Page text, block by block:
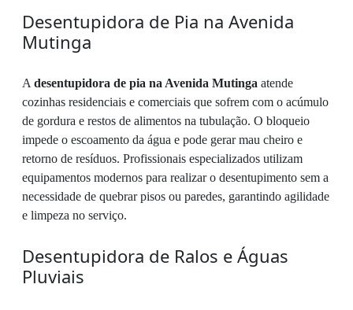
Desentupidora de Pia na Avenida
Mutinga
A desentupidora de pia na Avenida Mutinga atende
cozinhas residenciais e comerciais que sofrem com o acúmulo
de gordura e restos de alimentos na tubulação. O bloqueio
impede o escoamento da água e pode gerar mau cheiro e
retorno de resíduos. Profissionais especializados utilizam
equipamentos modernos para realizar o desentupimento sem a
necessidade de quebrar pisos ou paredes, garantindo agilidade
e limpeza no serviço.
Desentupidora de Ralos e Águas
Pluviais